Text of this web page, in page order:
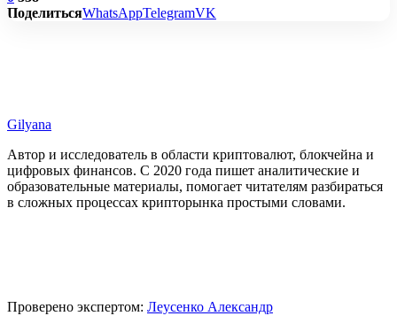
ПоделитьсяWhatsAppTelegramVK
Gilyana
Автор и исследователь в области криптовалют, блокчейна и
цифровых финансов. С 2020 года пишет аналитические и
образовательные материалы, помогает читателям разбираться
в сложных процессах крипторынка простыми словами.
Проверено экспертом: Леусенко Александр